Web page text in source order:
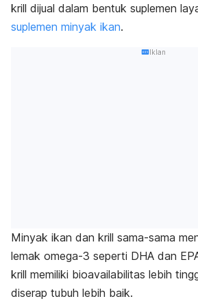
krill dijual dalam bentuk suplemen
suplemen minyak ikan.
Iklan
Minyak ikan dan krill sama-sama
lemak omega-3 seperti DHA dan
krill memiliki bioavailabilitas lebih
diserap tubuh lebih baik.